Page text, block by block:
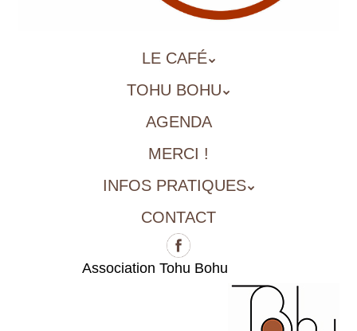
LE CAFÉ
TOHU BOHU
AGENDA
MERCI !
INFOS PRATIQUES
CONTACT
Association Tohu Bohu